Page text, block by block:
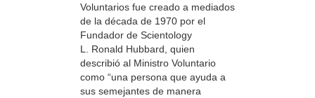
Voluntarios fue creado a mediados
de la década de 1970 por el
Fundador de Scientology
L. Ronald Hubbard, quien
describió al Ministro Voluntario
como “una persona que ayuda a
sus semejantes de manera